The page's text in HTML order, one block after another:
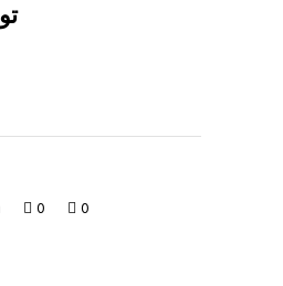
0 0